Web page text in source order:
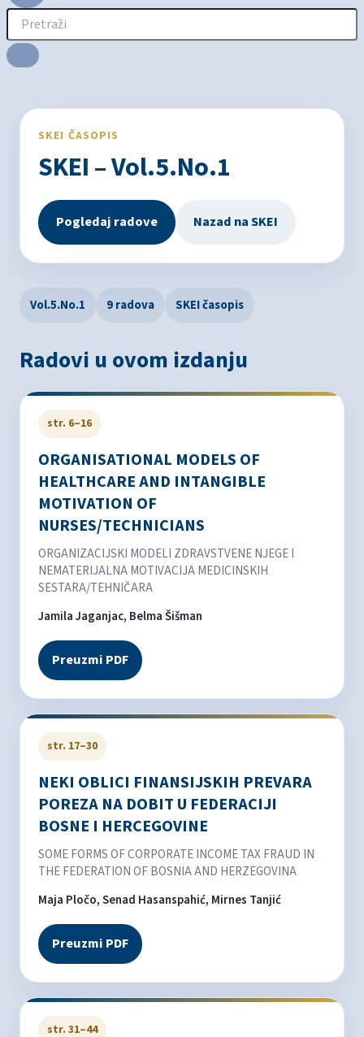
SKEI ČASOPIS
SKEI – Vol.5.No.1
Pogledaj radove Nazad na SKEI
Vol.5.No.1 9 radova SKEI časopis
Radovi u ovom izdanju
str. 6–16
ORGANISATIONAL MODELS OF
HEALTHCARE AND INTANGIBLE
MOTIVATION OF
NURSES/TECHNICIANS
ORGANIZACIJSKI MODELI ZDRAVSTVENE NJEGE I
NEMATERIJALNA MOTIVACIJA MEDICINSKIH
SESTARA/TEHNIČARA
Jamila Jaganjac, Belma Šišman
Preuzmi PDF
str. 17–30
NEKI OBLICI FINANSIJSKIH PREVARA
POREZA NA DOBIT U FEDERACIJI
BOSNE I HERCEGOVINE
SOME FORMS OF CORPORATE INCOME TAX FRAUD IN
THE FEDERATION OF BOSNIA AND HERZEGOVINA
Maja Pločo, Senad Hasanspahić, Mirnes Tanjić
Preuzmi PDF
str. 31–44